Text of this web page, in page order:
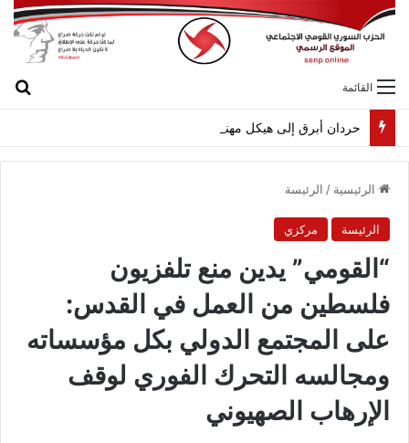
القائمة
حردان أبرق إلى هيكل مهنئاً بمناسبة عيد الجيش
الرئيسية / الرئيسة
الرئيسة مركزي
“القومي” يدين منع تلفزيون
فلسطين من العمل في القدس:
على المجتمع الدولي بكل مؤسساته
ومجالسه التحرك الفوري لوقف
الإرهاب الصهيوني